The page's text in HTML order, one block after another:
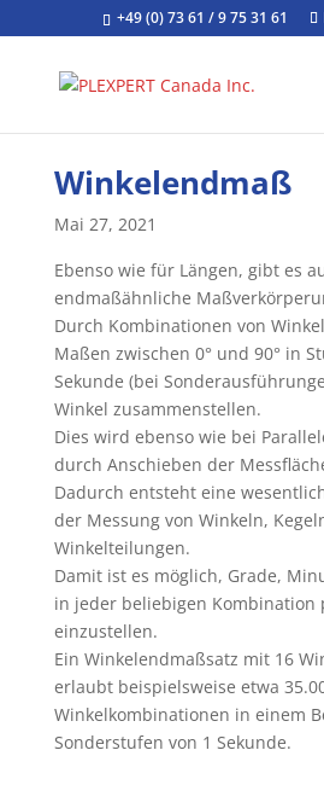
+49 (0) 73 61 / 9 75 31 61
Winkelendmaß
Mai 27, 2021
Ebenso wie für Längen, gibt es
endmaßähnliche
Durch Kombinationen von
Maßen zwischen 0° und 90° in
Sekunde (bei
Winkel zusammenstellen.
Dies wird ebenso wie bei
durch Anschieben der
Dadurch entsteht eine
der Messung von Winkeln,
Winkelteilungen.
Damit ist es möglich, Grade,
in jeder beliebigen Kombination
einzustellen.
Ein Winkelendmaßsatz mit 16
erlaubt beispielsweise etwa
Winkelkombinationen in einem
Sonderstufen von 1 Sekunde.